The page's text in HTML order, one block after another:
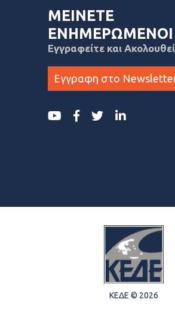
ΜΕΙΝΕΤΕ
ΕΝΗΜΕΡΩΜΕΝΟΙ
Εγγραφείτε και
Εγγραφη στο
ΚΕΔΕ © 2026